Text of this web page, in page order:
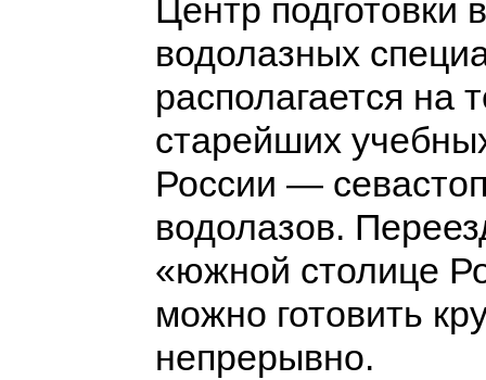
Центр подготовки
водолазных
располагается на
старейших
России —
водолазов.
«южной столице
можно готовить
непрерывно.